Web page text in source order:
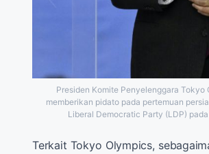
Presiden Komite Penyelenggara
memberikan pidato pada pertemuan
Liberal Democratic Party (LDP)
Terkait Tokyo Olympics,